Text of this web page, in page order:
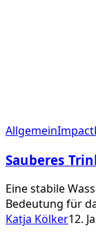
Sauberes
ist
Menschenrecht
AllgemeinImpact
Sauberes
Eine stabile
Bedeutung für
Katja Kölker12.